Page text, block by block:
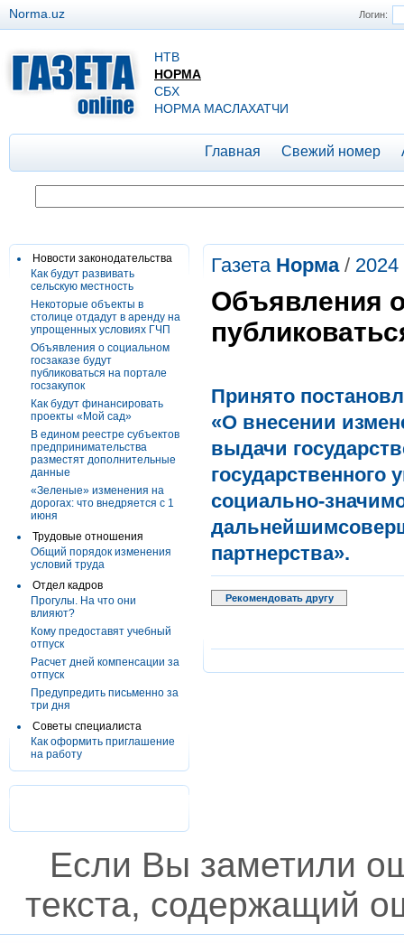
Логин:
Norma.uz
НТВ
НОРМА
СБХ
НОРМА МАСЛАХАТЧИ
Главная Свежий номер
Новости законодательства
Как будут развивать
сельскую местность
Некоторые объекты в
столице отдадут в аренду на
упрощенных условиях ГЧП
Объявления о социальном
госзаказе будут
публиковаться на портале
госзакупок
Как будут финансировать
проекты «Мой сад»
В едином реестре субъектов
предпринимательства
разместят дополнительные
данные
«Зеленые» изменения на
дорогах: что внедряется с 1
июня
Трудовые отношения
Общий порядок изменения
условий труда
Отдел кадров
Прогулы. На что они
влияют?
Кому предоставят учебный
отпуск
Расчет дней компенсации за
отпуск
Предупредить письменно за
три дня
Советы специалиста
Как оформить приглашение
на работу
Газета Норма/ 2024
Объявления
Принято
«О внесении
выдачи
государственного
социально-
партнерства».
Рекомендовать другу
Если Вы заметили
текста, содержащий